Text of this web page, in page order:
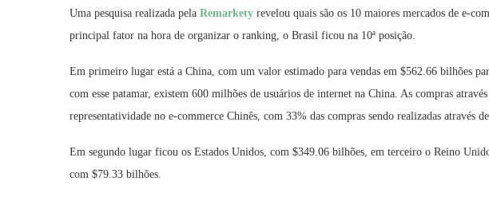
Uma pesquisa realizada pela Remarkety revelou quais são os 10 maiores mercados de e-
principal fator na hora de organizar o ranking, o Brasil ficou na 10ª posição.
Em primeiro lugar está a China, com um valor estimado para vendas em $562.66 bilhões
com esse patamar, existem 600 milhões de usuários de internet na China. As compras
representatividade no e-commerce Chinês, com 33% das compras sendo realizadas através
Em segundo lugar ficou os Estados Unidos, com $349.06 bilhões, em terceiro o Reino
com $79.33 bilhões.